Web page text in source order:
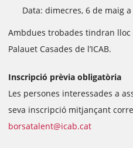
Data: dimecres, 6 de maig
Ambdues trobades tindran
Palauet Casades de l’ICAB.
Inscripció prèvia obligatòria
Les persones interessades a
seva inscripció mitjançant
borsatalent@icab.cat